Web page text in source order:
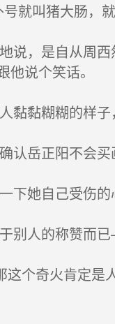
就叫猪大肠，
说，是自从周
说个笑话。
黏糊糊的样子
岳正阳不会买
她自己受伤的
别人的称赞而
个奇火肯定是